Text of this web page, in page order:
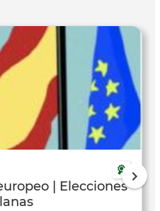
| Elecciones